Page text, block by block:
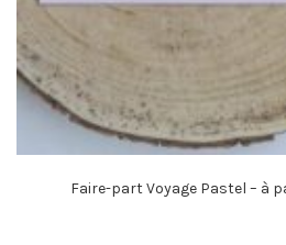
Faire-part Voyage Pastel – à